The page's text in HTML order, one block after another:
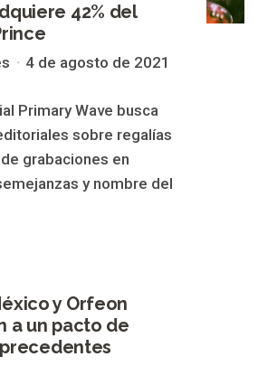
42% del
4 de agosto de 2021
Primary Wave busca
sobre regalías
grabaciones en
y nombre del
y Orfeon
a un pacto de